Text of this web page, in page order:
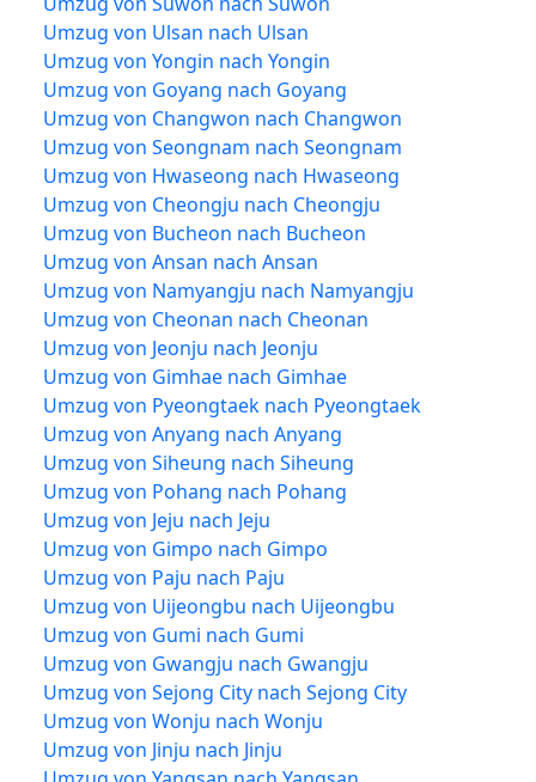
Umzug von Ulsan nach Ulsan
Umzug von Yongin nach Yongin
Umzug von Goyang nach Goyang
Umzug von Changwon nach Changwon
Umzug von Seongnam nach Seongnam
Umzug von Hwaseong nach Hwaseong
Umzug von Cheongju nach Cheongju
Umzug von Bucheon nach Bucheon
Umzug von Ansan nach Ansan
Umzug von Namyangju nach Namyangju
Umzug von Cheonan nach Cheonan
Umzug von Jeonju nach Jeonju
Umzug von Gimhae nach Gimhae
Umzug von Pyeongtaek nach Pyeongtaek
Umzug von Anyang nach Anyang
Umzug von Siheung nach Siheung
Umzug von Pohang nach Pohang
Umzug von Jeju nach Jeju
Umzug von Gimpo nach Gimpo
Umzug von Paju nach Paju
Umzug von Uijeongbu nach Uijeongbu
Umzug von Gumi nach Gumi
Umzug von Gwangju nach Gwangju
Umzug von Sejong City nach Sejong City
Umzug von Wonju nach Wonju
Umzug von Jinju nach Jinju